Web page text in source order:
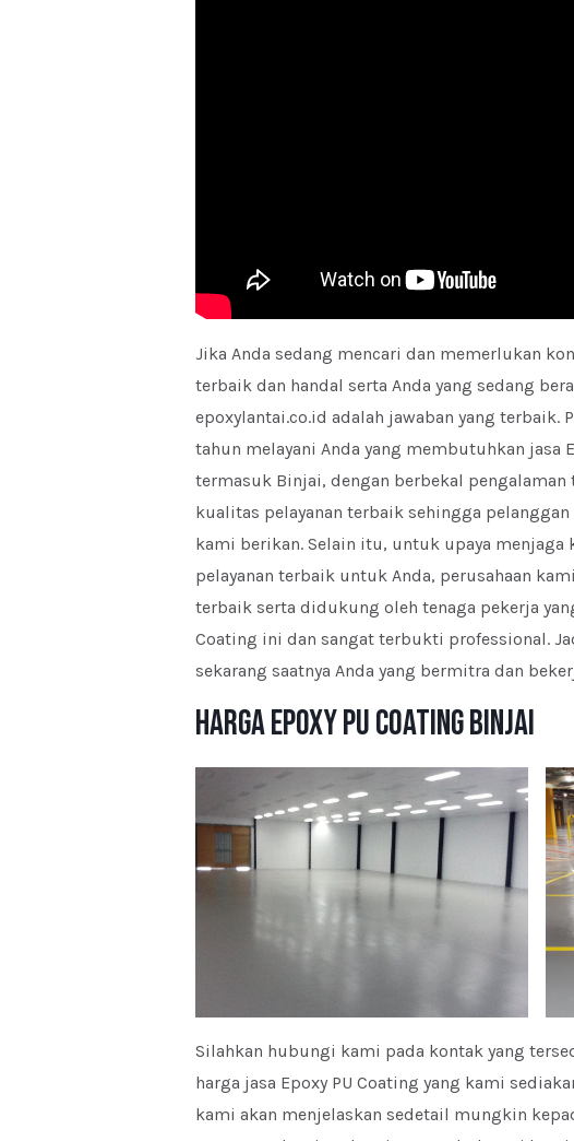
Jika Anda sedang mencari dan memerlukan
terbaik dan handal serta Anda yang sedang
epoxylantai.co.id adalah jawaban yang terbaik.
tahun melayani Anda yang membutuhkan jasa
termasuk Binjai, dengan berbekal
kualitas pelayanan terbaik sehingga
kami berikan. Selain itu, untuk upaya
pelayanan terbaik untuk Anda, perusahaan
terbaik serta didukung oleh tenaga pekerja
Coating ini dan sangat terbukti professional.
sekarang saatnya Anda yang bermitra dan
Harga Epoxy PU Coating Binjai
Silahkan hubungi kami pada kontak yang
harga jasa Epoxy PU Coating yang kami
kami akan menjelaskan sedetail mungkin